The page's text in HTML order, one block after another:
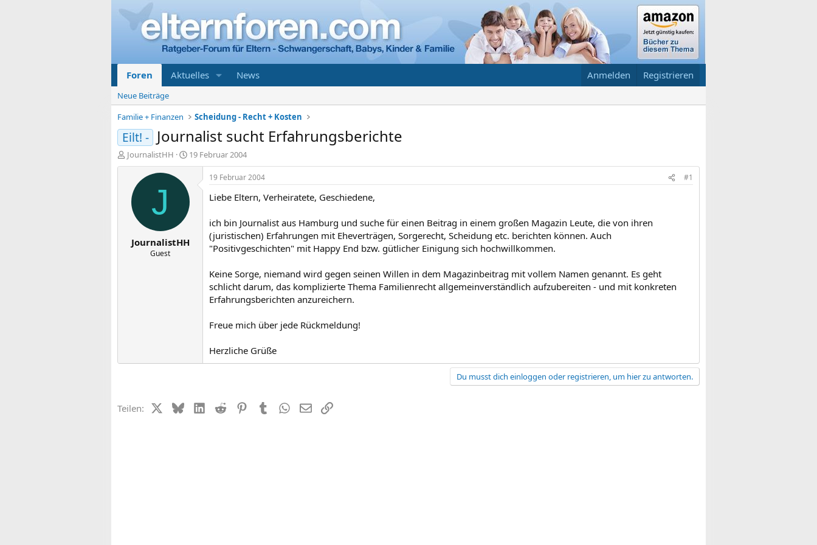
Foren Aktuelles News Anmelden Registrieren
Neue Beiträge
Familie + Finanzen
Scheidung - Recht + Kosten
Eilt! - Journalist sucht Erfahrungsberichte
E
r
JournalistHH
E
r
e
l
a
19 Februar 2004
J
JournalistHH
Guest
19 Februar 2004 #1
Liebe Eltern, Verheiratete, Geschiedene,
ich bin Journalist aus Hamburg und suche für einen Beitrag in einem großen Magazin Leute, die von ihren
(juristischen) Erfahrungen mit Eheverträgen, Sorgerecht, Scheidung etc. berichten können. Auch
"Positivgeschichten" mit Happy End bzw. gütlicher Einigung sich hochwillkommen.
Keine Sorge, niemand wird gegen seinen Willen in dem Magazinbeitrag mit vollem Namen genannt. Es geht
schlicht darum, das komplizierte Thema Familienrecht allgemeinverständlich aufzubereiten - und mit konkreten
Erfahrungsberichten anzureichern.
Freue mich über jede Rückmeldung!
Herzliche Grüße
Du musst dich einloggen oder registrieren, um hier zu antworten.
Teilen: X (Twitter)
BlueskyLinkedIn
Reddit PinterestTumblrWhatsApp
E-MailLink